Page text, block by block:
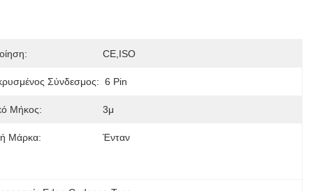
CE,ISO
Σύνδεσμος: 6 Pin
Μήκος: 3μ
Μάρκα: Ένταν